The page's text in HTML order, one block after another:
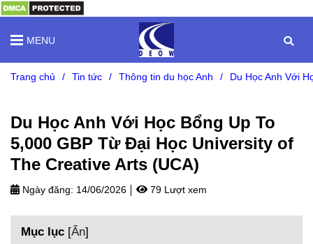
MENU
Trang chủ / Tin tức / Thông tin du học Anh / Du Học Anh Với
Du Học Anh Với Học Bổng Up To
5,000 GBP Từ Đại Học University of
The Creative Arts (UCA)
Ngày đăng: 14/06/2026 79 Lượt xem
Mục lục [Ẩn]